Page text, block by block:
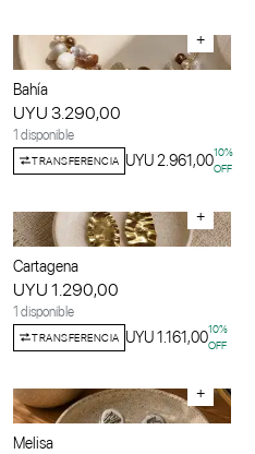
+
Bahía
UYU 3.290,00
1 disponible
TRANSFERENCIA UYU 2.961,0010%
OFF
+
Cartagena
UYU 1.290,00
1 disponible
TRANSFERENCIA UYU 1.161,0010%
OFF
+
Melisa